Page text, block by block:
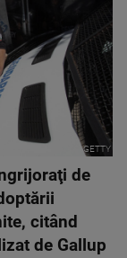
GETTY
de
citând
de Gallup